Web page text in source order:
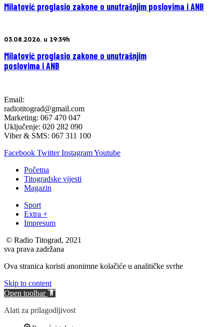
Milatović proglasio zakone o unutrašnjim poslovima i ANB
03.08.2026. u 19:39h
Milatović proglasio zakone o unutrašnjim
poslovima i ANB
Email:
radiotitograd@gmail.com
Marketing: 067 470 047
Uključenje: 020 282 090
Viber & SMS: 067 311 100
Facebook Twitter InstagramYoutube
Početna
Titogradske vijesti
Magazin
Sport
Extra +
Impresum
© Radio Titograd, 2021
sva prava zadržana
Ova stranica koristi anonimne kolačiće u analitičke svrhe
Skip to content
Open toolbar
Alati za prilagodljivost